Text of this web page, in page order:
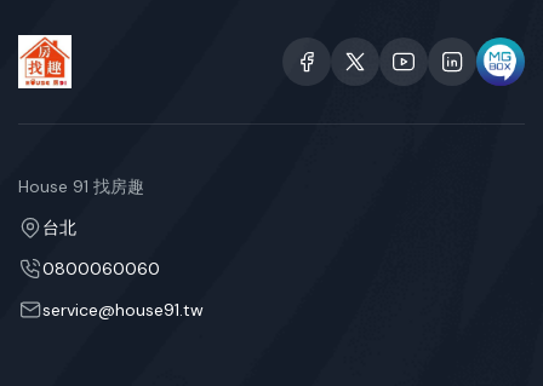
House 91 找房趣
台北
0800060060
service@house91.tw